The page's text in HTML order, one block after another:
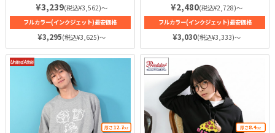
¥3,239(税込¥3,562)～
フルカラー(インクジェット)最安価格
¥3,295(税込¥3,625)～
¥2,480(税込¥2,728)～
フルカラー(インクジェット)最安価格
¥3,030(税込¥3,333)～
厚さ12.7oz 厚さ8.4oz